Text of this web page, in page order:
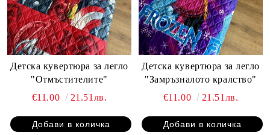
Детска кувертюра за легло
"Отмъстителите"
€11.00
21.51лв.
Детска кувертюра за легло
"Замръзналото кралство"
€11.00
21.51лв.